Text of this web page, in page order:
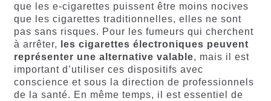
que les e-cigarettes puissent être moins nocives
que les cigarettes traditionnelles, elles ne sont
pas sans risques. Pour les fumeurs qui cherchent
à arrêter,
les cigarettes électroniques peuvent
représenter une alternative valable, mais il est
important d’utiliser ces dispositifs avec
conscience et sous la direction de professionnels
de la santé. En même temps, il est essentiel de